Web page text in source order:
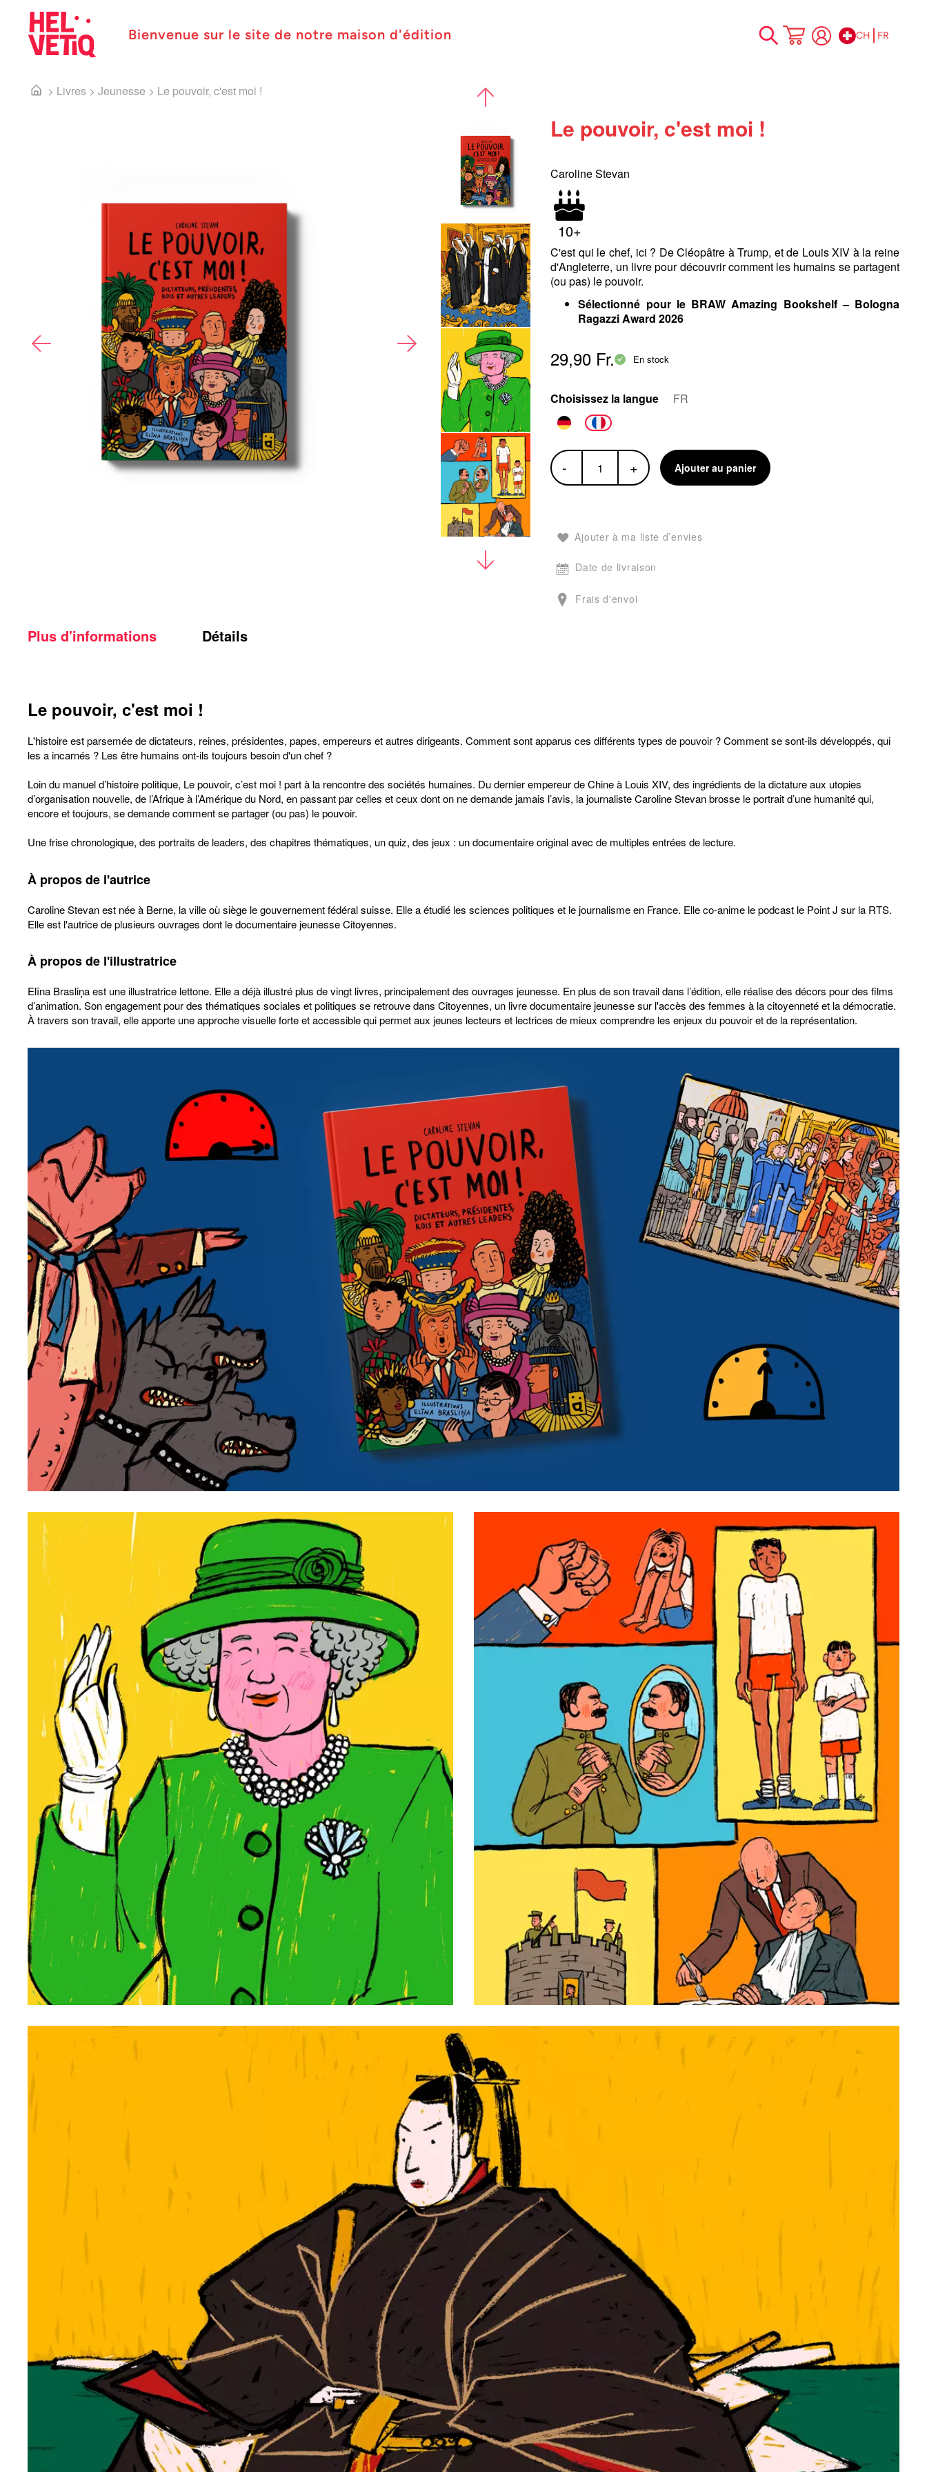
Bienvenue sur le site de notre maison d'édition
Allez
CH FR
> Livres > Jeunesse > Le pouvoir, c'est moi !
Le pouvoir, c'est moi !
Caroline Stevan
10+
C'est qui le chef, ici ? De Cléopâtre à Trump, et de Louis XIV à la reine
d'Angleterre, un livre pour découvrir comment les humains se partagent
(ou pas) le pouvoir.
Sélectionné pour le BRAW Amazing Bookshelf – Bologna
Ragazzi Award 2026
29,90 Fr. En stock
Choisissez la langue FR
- + Ajouter au panier
Ajouter à ma liste d’envies
Date de livraison
Frais d'envoi
Plus d'informations
Le pouvoir, c'est moi !
L'histoire est parsemée de dictateurs, reines, présidentes, papes, empereurs et autres dirigeants. Comment sont apparus ces différents types de pouvoir ? Comment se sont-ils développés, qui
les a incarnés ? Les être humains ont-ils toujours besoin d'un chef ?
Loin du manuel d’histoire politique, Le pouvoir, c’est moi ! part à la rencontre des sociétés humaines. Du dernier empereur de Chine à Louis XIV, des ingrédients de la dictature aux utopies
d’organisation nouvelle, de l’Afrique à l’Amérique du Nord, en passant par celles et ceux dont on ne demande jamais l’avis, la journaliste Caroline Stevan brosse le portrait d’une humanité qui,
encore et toujours, se demande comment se partager (ou pas) le pouvoir.
Une frise chronologique, des portraits de leaders, des chapitres thématiques, un quiz, des jeux : un documentaire original avec de multiples entrées de lecture.
À propos de l'autrice
Caroline Stevan est née à Berne, la ville où siège le gouvernement fédéral suisse. Elle a étudié les sciences politiques et le journalisme en France. Elle co-anime le podcast le Point J sur la RTS.
Elle est l'autrice de plusieurs ouvrages dont le documentaire jeunesse Citoyennes.
À propos de l'illustratrice
Elīna Brasliņa est une illustratrice lettone. Elle a déjà illustré plus de vingt livres, principalement des ouvrages jeunesse. En plus de son travail dans l’édition, elle réalise des décors pour des films
d’animation. Son engagement pour des thématiques sociales et politiques se retrouve dans Citoyennes, un livre documentaire jeunesse sur l'accès des femmes à la citoyenneté et la démocratie.
À travers son travail, elle apporte une approche visuelle forte et accessible qui permet aux jeunes lecteurs et lectrices de mieux comprendre les enjeux du pouvoir et de la représentation.
Détails